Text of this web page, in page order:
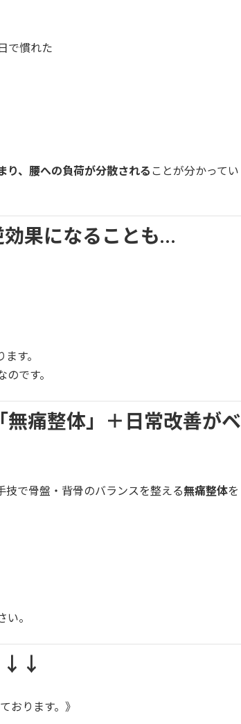
で慣れた
り、腰への負荷が分散される ことが分かってい
果になることも…
す。
のです。
痛整体」＋日常改善がベ
で骨盤・背骨のバランスを整える無痛整体を
。
おります。》